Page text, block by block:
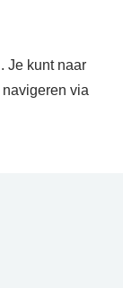
Je kunt naar
via